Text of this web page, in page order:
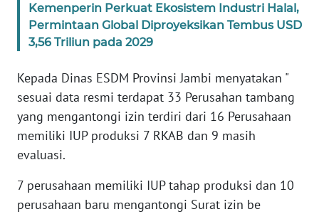
Kemenperin Perkuat Ekosistem Industri Halal,
Permintaan Global Diproyeksikan Tembus USD
3,56 Triliun pada 2029
Kepada Dinas ESDM Provinsi Jambi menyatakan "
sesuai data resmi terdapat 33 Perusahan tambang
yang mengantongi izin terdiri dari 16 Perusahaan
memiliki IUP produksi 7 RKAB dan 9 masih
evaluasi.
7 perusahaan memiliki IUP tahap produksi dan 10
perusahaan baru mengantongi Surat izin be
BARAT
WN
WN
SERAMBI
WN
WN